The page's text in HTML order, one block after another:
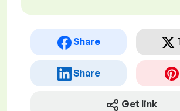
Share
Share
Get link